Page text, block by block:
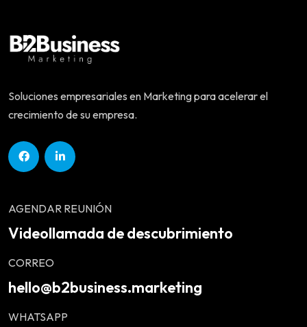
Soluciones empresariales en Marketing para acelerar el
crecimiento de su empresa.
AGENDAR REUNIÓN
Videollamada de descubrimiento
CORREO
hello@b2business.marketing
WHATSAPP